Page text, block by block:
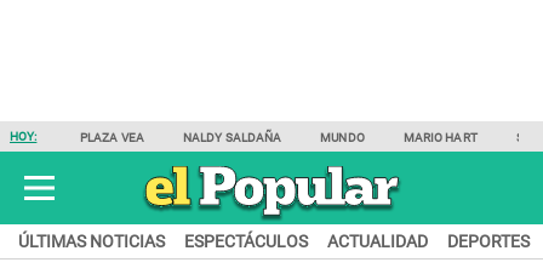
HOY: PLAZA VEA NALDY SALDAÑA MUNDO MARIO HART
ÚLTIMAS NOTICIAS ESPECTÁCULOS ACTUALIDAD DEPORTES